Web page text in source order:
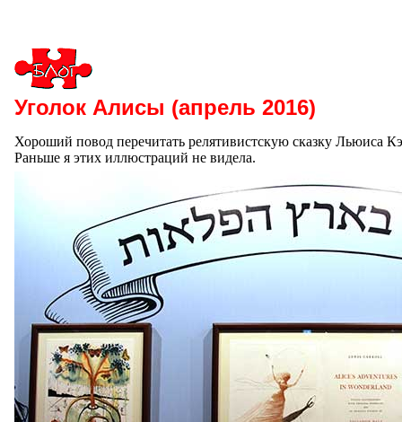
Уголок Алисы (апрель 2016)
Хороший повод перечитать релятивистскую сказку Льюиса
Раньше я этих иллюстраций не видела.